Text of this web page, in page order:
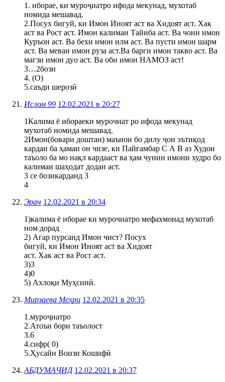
1. иборае, ки муроҷиатро ифода мекунад, мухотаб
номида мешавад.
2.Посух бигуй, ки Имон Иноят аст ва Хидоят аст. Хак
аст ва Рост аст. Имон калимаи Тайиба аст. Ва чони имон
Куръон аст. Ва бехи имон илм аст. Ва пусти имон шарм
аст. Ва меваи имон руза аст.Ва барги имон такво аст. Ва
магзи имон дуо аст. Ва оби имон НАМОЗ аст!
3…2бози
4. (О)
5.саъди шерозӣ
Ислом 99 12.02.2021 в 20:27
1Калима ё ибораеки мурочиат ро ифода мекунад
мухотаб номида мешавад.
2Имон(бовари доштан) маънои бо дилу ҷон эътиқод
кардан ба ҳамаи он чизе, ки Пайғамбар С А В аз Худои
таъоло ба мо нақл кардааст ва ҳам чунин имони худро бо
калимаи шаҳодат додан аст.
3 се бозикарданд 3
4
Эрач 12.02.2021 в 20:34
1)калима ё иборае ки мурочиатро мефахмонад мухотаб
ном дорад
2) Агар пурсанд Имон чист? Посух
бигуй, ки Имон Иноят аст ва Хидоят
аст. Хак аст ва Рост аст.
3)3
4)0
5) Ахлоқи Муҳсинӣ.
Мирзаева Меҳри 12.02.2021 в 20:35
1.муроҷиатро
2.Атоъи бори таъолост
3.6
4.сифр( 0)
5.Ҳусайн Воизи Кошифӣ
АБДУМАҶИД 12.02.2021 в 20:37